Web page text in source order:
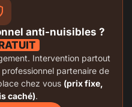
anti-nuisibles ?
Intervention partout
partenaire de
chez vous (prix fixe,
caché).